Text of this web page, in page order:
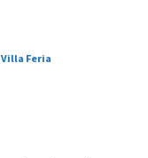
Villa Feria